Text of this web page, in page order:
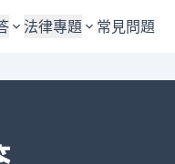
法律專題
婚姻與監護權
債務與債權
常見問題